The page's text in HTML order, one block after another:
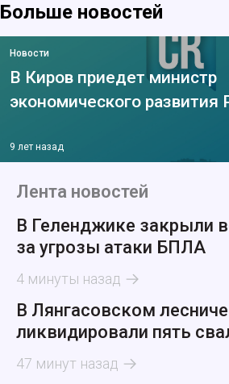
Больше новостей
Новости
В Киров приедет министр
экономического развития
9 лет назад
Лента новостей
В Геленджике закрыли
за угрозы атаки БПЛА
4 минуты назад
В Лянгасовском
ликвидировали пять
47 минут назад